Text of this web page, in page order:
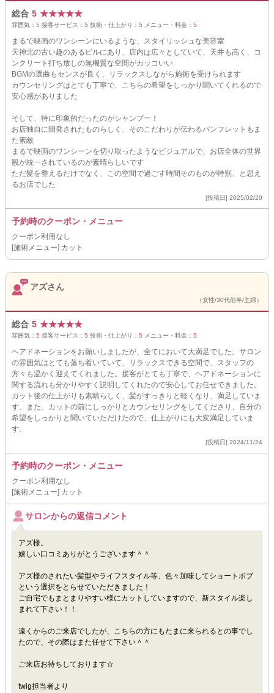
総合 5 ★★★★★
雰囲気： 5 接客サービス： 5 技術・仕上がり： 5 メニュー・料金： 5
まるで映画のワンシーンにいるような、スタイリッシュな美容室
天神北の古い趣のあるビルにあり、店内は広々としていて、天井も高く、コ
ンクリート打ち放しの無機質な空間がカッコいい
BGMの選曲もセンスが良く、リラックスしながら施術を受けられます
カウンセリングはとても丁寧で、こちらの希望をしっかり聞いてくれるので
安心感がありました
そして、特に印象的だったのがシャンプー！
お店独自に開発されたものらしく、そのこだわりが伝わるパンフレットもま
た素敵
まるで映画のワンシーンを切り取ったようなビジュアルで、お店全体の世界
観が統一されているのが素晴らしいです
ただ髪を整えるだけでなく、この空間で過ごす時間そのものが特別、と思え
るお店でした
[投稿日] 2025/02/20
予約時のクーポン・メニュー
クーポン利用なし
[施術メニュー] カット
アズさん
（女性/30代前半/主婦）
総合 5 ★★★★★
雰囲気： 5 接客サービス： 5 技術・仕上がり： 5 メニュー・料金： 5
ヘアドネーションをお願いしましたが、全てにおいて大満足でした。サロン
の雰囲気はとても落ち着いていて、リラックスできる空間で、スタッフの
方々も温かく迎えてくれました。接客がとても丁寧で、ヘアドネーションに
関する流れも分かりやすく説明してくれたので安心してお任せできました。
カット後の仕上がりも素晴らしく、髪がすっきりと軽くなり、満足していま
す。また、カットの前にしっかりとカウンセリングをしてくださり、自分の
希望をしっかりと聞いていただけたので、仕上がりにも大変満足していま
す。
[投稿日] 2024/11/24
予約時のクーポン・メニュー
クーポン利用なし
[施術メニュー] カット
サロンからの返信コメント
アズ様。
嬉しい口コミありがとうございます＾＾
アズ様のされたい髪型やライフスタイル等、色々加味してショートボブ
という選択をとらせていただきました！
ご自宅でもまとまりやすい様にカットしていますので、新スタイル楽し
まれて下さい！！
遠くからのご来店でしたが、こちらの方にもたまに来られるとの事でし
たので、その際はまた任せて下さい＾＾
ご来店お待ちしております☆
twig担当者より